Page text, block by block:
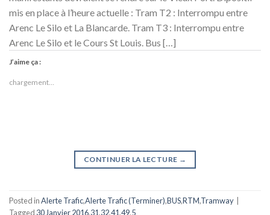
mis en place à l’heure actuelle : Tram T2 : Interrompu entre
Arenc Le Silo et La Blancarde. Tram T3 : Interrompu entre
Arenc Le Silo et le Cours St Louis. Bus […]
J’aime ça :
chargement…
CONTINUER LA LECTURE →
Posted inAlerte Trafic,Alerte Trafic (Terminer),BUS,RTM,Tramway
Tagged 30 Janvier 2016,31,32,41,49,5